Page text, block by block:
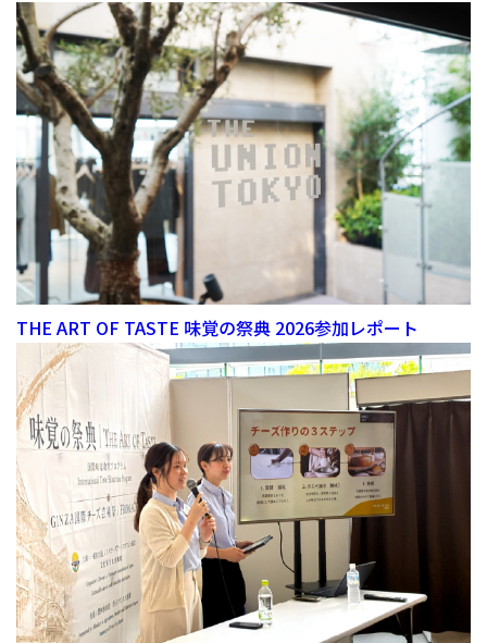
THE ART OF TASTE 味覚の祭典 2026参加レポート